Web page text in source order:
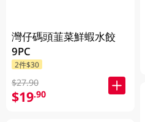
灣仔碼頭韮菜鮮蝦水餃
9PC
2件$30
$27.90
$19.90